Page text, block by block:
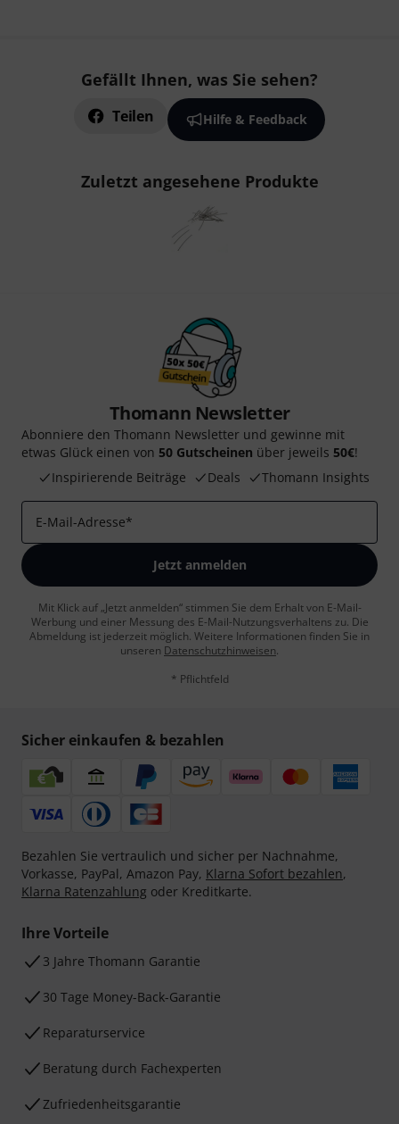
Gefällt Ihnen, was Sie sehen?
Teilen Hilfe & Feedback
Zuletzt angesehene Produkte
Thomann Newsletter
Abonniere den Thomann Newsletter und gewinne mit
etwas Glück einen von 50 Gutscheinen über jeweils 50€!
Inspirierende Beiträge
Deals Thomann Insights
E-Mail-Adresse*
Jetzt anmelden
Mit Klick auf „Jetzt anmelden“ stimmen Sie dem Erhalt von E-Mail-
Werbung und einer Messung des E-Mail-Nutzungsverhaltens zu. Die
Abmeldung ist jederzeit möglich. Weitere Informationen finden Sie in
unseren Datenschutzhinweisen.
* Pflichtfeld
Sicher einkaufen & bezahlen
Bezahlen Sie vertraulich und sicher per Nachnahme,
Vorkasse, PayPal, Amazon Pay, Klarna Sofort bezahlen,
Klarna Ratenzahlung oder Kreditkarte.
Ihre Vorteile
3 Jahre Thomann Garantie
30 Tage Money-Back-Garantie
Reparaturservice
Beratung durch Fachexperten
Zufriedenheitsgarantie